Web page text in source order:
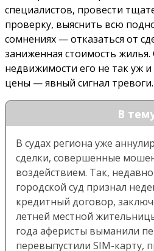
специалистов, провести
проверку, выяснить всю
сомнениях — отказаться от
заниженная стоимость жилья.
недвижимости его не так уж
цены — явный сигнал тревоги.
В
В судах региона уже
сделки, совершенные
воздействием. Так,
городской суд признал
кредитный договор,
летней местной
года аферисты выманили
перевыпустили SIM-карту,